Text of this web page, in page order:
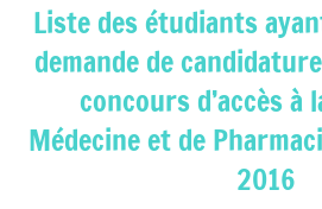
Liste des étudiants
demande de
concours d’accès à
Médecine et de
2016